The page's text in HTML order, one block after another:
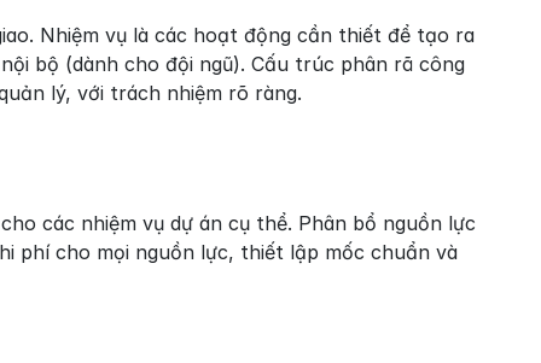
Nhiệm vụ là các hoạt động cần thiết để tạo ra
bộ (dành cho đội ngũ). Cấu trúc phân rã công
lý, với trách nhiệm rõ ràng.
các nhiệm vụ dự án cụ thể. Phân bổ nguồn lực
phí cho mọi nguồn lực, thiết lập mốc chuẩn và